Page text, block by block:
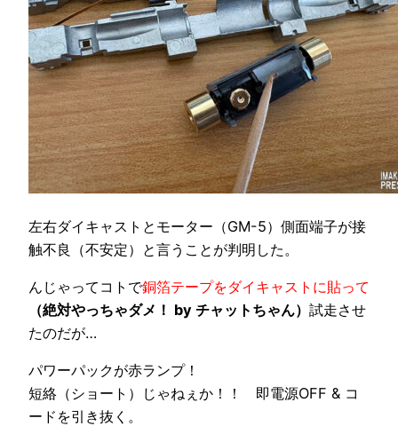
左右ダイキャストとモーター（GM-5）側面端子が接
触不良（不安定）と言うことが判明した。
んじゃってコトで銅箔テープをダイキャストに貼って
（絶対やっちゃダメ！ by チャットちゃん） 試走させ
たのだが…
パワーパックが赤ランプ！
短絡（ショート）じゃねぇか！！ 即電源OFF & コ
ードを引き抜く。